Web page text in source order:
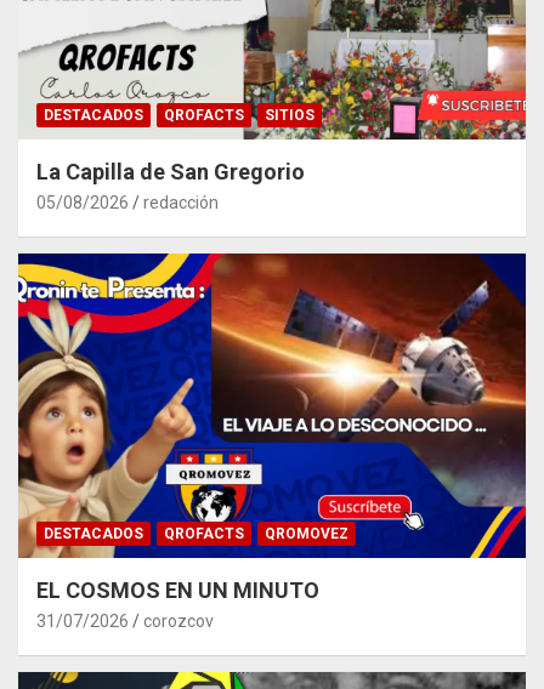
DESTACADOS QROFACTS SITIOS
La Capilla de San Gregorio
05/08/2026 redacción
DESTACADOS QROFACTS QROMOVEZ
EL COSMOS EN UN MINUTO
31/07/2026 corozcov